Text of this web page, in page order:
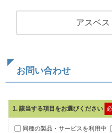
アスベス
お問い合わせ
1. 該当する項目をお選びください
同種の製品・サービスを利用中